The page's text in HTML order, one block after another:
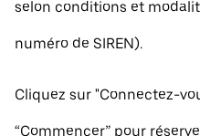
selon conditions et
numéro de SIREN).
Cliquez sur "Connectez-
“Commencer” pour